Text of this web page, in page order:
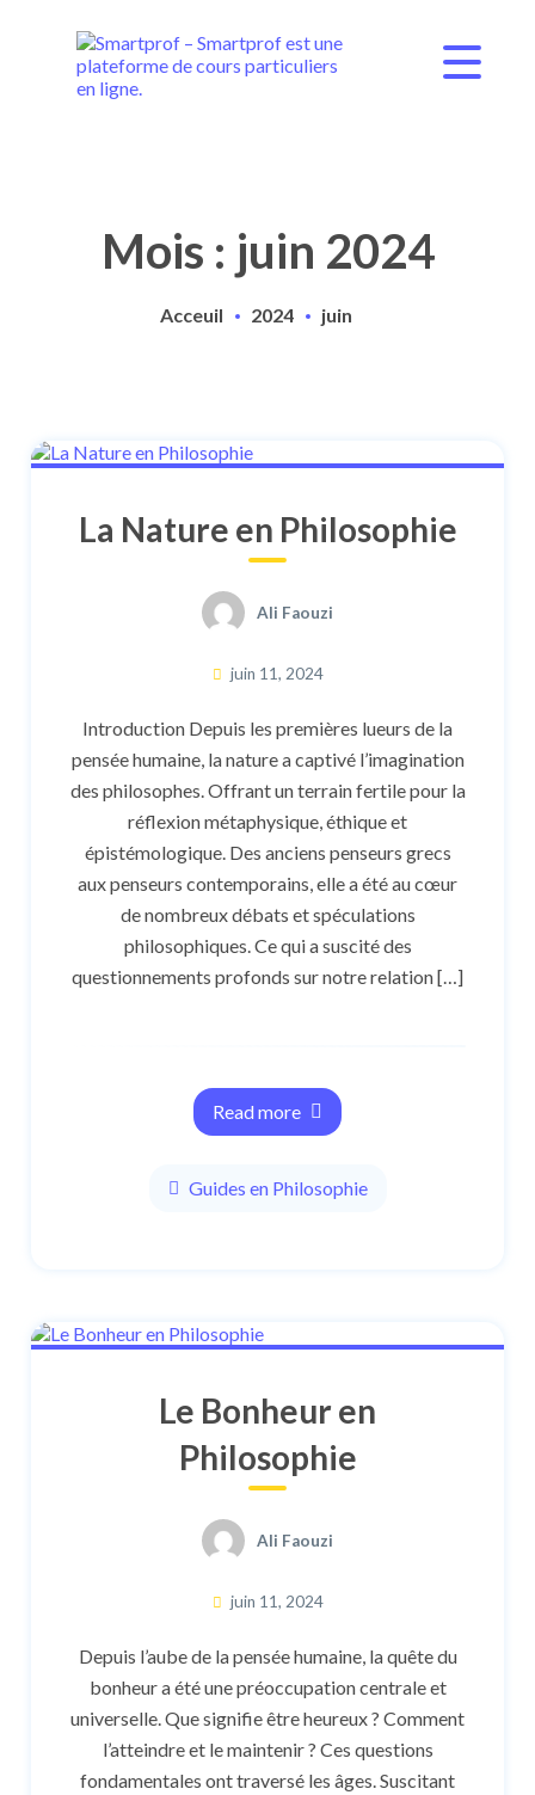
Mois : juin 2024
Acceuil 2024 juin
La Nature en Philosophie
Ali Faouzi
juin 11, 2024
Introduction Depuis les premières lueurs de la
pensée humaine, la nature a captivé l’imagination
des philosophes. Offrant un terrain fertile pour la
réflexion métaphysique, éthique et
épistémologique. Des anciens penseurs grecs
aux penseurs contemporains, elle a été au cœur
de nombreux débats et spéculations
philosophiques. Ce qui a suscité des
questionnements profonds sur notre relation […]
Read more
Guides en Philosophie
Le Bonheur en
Philosophie
Ali Faouzi
juin 11, 2024
Depuis l’aube de la pensée humaine, la quête du
bonheur a été une préoccupation centrale et
universelle. Que signifie être heureux ? Comment
l’atteindre et le maintenir ? Ces questions
fondamentales ont traversé les âges. Suscitant